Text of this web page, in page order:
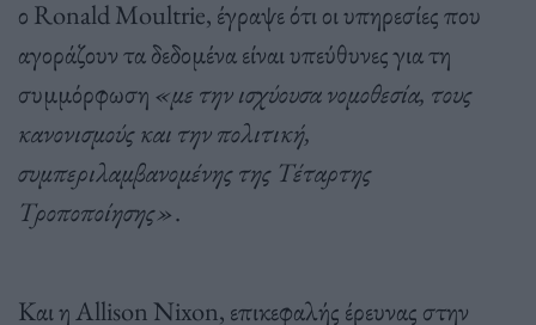
ο Ronald Moultrie, έγραψε ότι οι υπηρεσίες που
αγοράζουν τα δεδομένα είναι υπεύθυνες για τη
συμμόρφωση «με την ισχύουσα νομοθεσία, τους
κανονισμούς και την πολιτική,
συμπεριλαμβανομένης της Τέταρτης
Τροποποίησης».
Και η Allison Nixon, επικεφαλής έρευνας στην